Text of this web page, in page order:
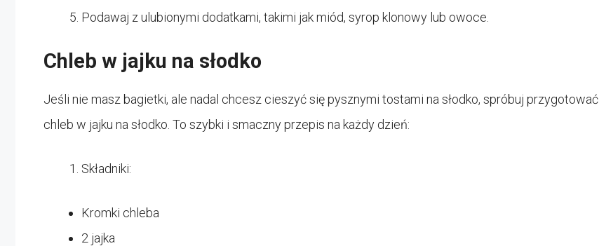
Podawaj z ulubionymi dodatkami, takimi jak miód, syrop klonowy lub owoce.
Chleb w jajku na słodko
Jeśli nie masz bagietki, ale nadal chcesz cieszyć się pysznymi tostami na słodko, spróbuj przygotować
chleb w jajku na słodko. To szybki i smaczny przepis na każdy dzień:
Składniki:
Kromki chleba
2 jajka